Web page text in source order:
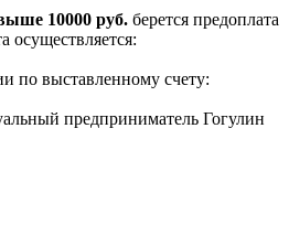
10000 руб. берется предоплата
осуществляется:
по выставленному счету:
предприниматель Гогулин